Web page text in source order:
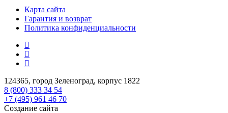
Карта сайта
Гарантия и возврат
Политика конфиденциальности
124365, город Зеленоград, корпус 1822
8 (800) 333 34 54
+7 (495) 961 46 70
Создание сайта